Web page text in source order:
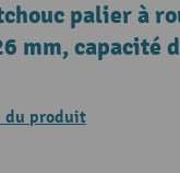
palier à
mm, capacité
du produit